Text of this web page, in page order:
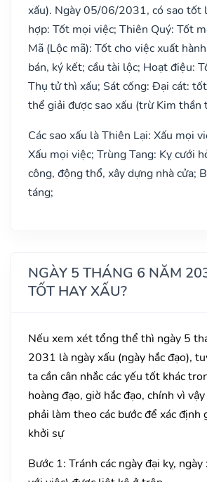
xấu). Ngày 05/06/2031, có sao tốt
hợp: Tốt mọi việc; Thiên Quý: Tốt
Mã (Lộc mã): Tốt cho việc xuất
bán, ký kết; cầu tài lộc; Hoạt điệu:
Thụ tử thì xấu; Sát cống: Đại cát:
thể giải được sao xấu (trừ Kim thần
Các sao xấu là Thiên Lại: Xấu mọi
Xấu mọi việc; Trùng Tang: Kỵ cưới
công, động thổ, xây dựng nhà cửa;
táng;
NGÀY 5 THÁNG 6 NĂM
TỐT HAY XẤU?
Nếu xem xét tổng thể thì ngày 5
2031 là ngày xấu (ngày hắc đạo),
ta cần cân nhắc các yếu tốt khác
hoàng đạo, giờ hắc đạo, chính vì vậy
phải làm theo các bước để xác
khởi sự
Bước 1: Tránh các ngày đại kỵ,